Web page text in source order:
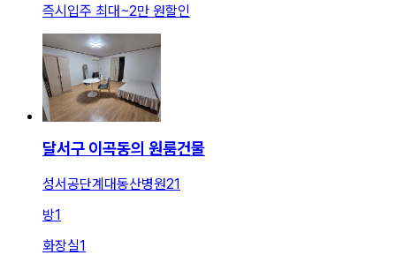
즉시입주 최대 ~2만 원할인
달서구 이곡동의 원룸건물
성서공단계대동산병원21
방1
화장실1